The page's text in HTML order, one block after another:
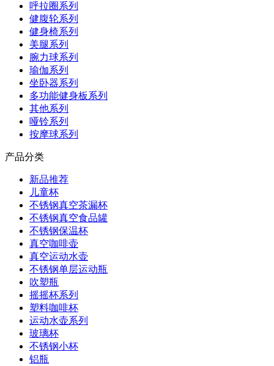
呼拉圈系列
健腹轮系列
健身椅系列
美腿系列
腕力球系列
瑜伽系列
坐卧器系列
多功能健身板系列
其他系列
哑铃系列
按摩球系列
产品分类
新品推荐
儿童杯
不锈钢真空茶漏杯
不锈钢真空食品罐
不锈钢保温杯
真空咖啡壶
真空运动水壶
不锈钢单层运动瓶
吹塑瓶
摇摇杯系列
塑料咖啡杯
运动水壶系列
玻璃杯
不锈钢小杯
铝瓶